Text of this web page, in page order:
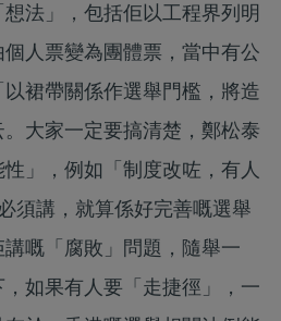
法」，包括佢以工程界列明
人票變為團體票，當中有公
裙帶關係作選舉門檻，將造
大家一定要搞清楚，鄭松泰
」，例如「制度改咗，有人
須講，就算係好完善嘅選舉
嘅「腐敗」問題，隨舉一
如果有人要「走捷徑」，一